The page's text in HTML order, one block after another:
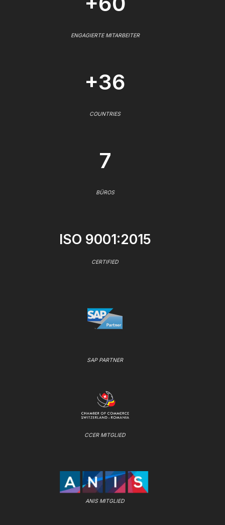
ENGAGIERTE MITARBEITER
+36
COUNTRIES
7
BÜROS
ISO 9001:2015
CERTIFIED
SAP PARTNER
CCER MITGLIED
ANIS MITGLIED